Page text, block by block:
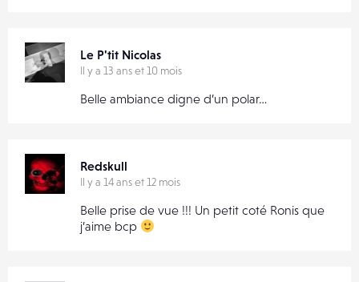
Le P'tit Nicolas
Il y a 13 ans et 10 mois
Belle ambiance digne d’un polar…
Redskull
Il y a 14 ans et 12 mois
Belle prise de vue !!! Un petit coté Ronis que
j’aime bcp